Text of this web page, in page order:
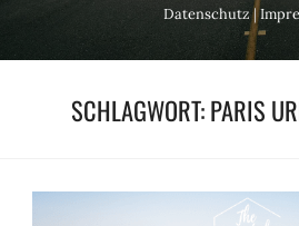
Datenschutz|
SCHLAGWORT:PARIS